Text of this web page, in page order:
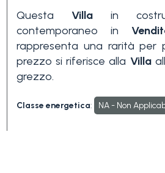
Questa Villa in
contemporaneo in
rappresenta una rarità per
prezzo si riferisce alla Villa
grezzo.
Classe energetica: NA - Non
Altre
opzioni
-
multiscelta